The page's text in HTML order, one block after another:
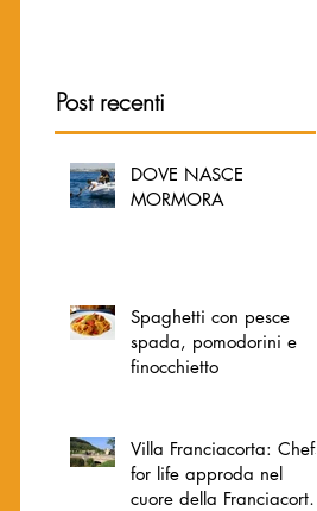
Post recenti
DOVE NASCE
MORMORA
Spaghetti con pesce
spada, pomodorini e
finocchietto
Villa Franciacorta: Chefs
for life approda nel
cuore della Franciacorta,